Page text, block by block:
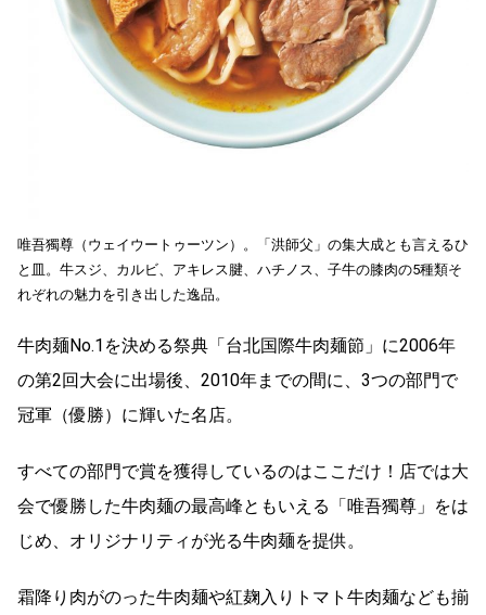
唯吾獨尊（ウェイウートゥーツン）。「洪師父」の集大成とも言えるひ
と皿。牛スジ、カルビ、アキレス腱、ハチノス、子牛の膝肉の5種類そ
れぞれの魅力を引き出した逸品。
牛肉麺No.1を決める祭典「台北国際牛肉麺節」に2006年
の第2回大会に出場後、2010年までの間に、3つの部門で
冠軍（優勝）に輝いた名店。
すべての部門で賞を獲得しているのはここだけ！店では大
会で優勝した牛肉麺の最高峰ともいえる「唯吾獨尊」をは
じめ、オリジナリティが光る牛肉麺を提供。
霜降り肉がのった牛肉麺や紅麹入りトマト牛肉麺なども揃